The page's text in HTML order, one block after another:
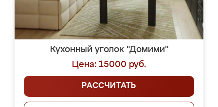
Кухонный уголок "Домими"
Цена: 15000 руб.
РАССЧИТАТЬ